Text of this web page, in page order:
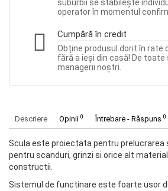
suburbii se stabilește
operator în momentul
Cumpără în credit
Obține produsul dorit în rate
fără a ieși din casă! De toate
managerii noștri.
Descriere Opinii 0 Întrebare - Răspuns 0
Scula este proiectata pentru prelucrarea
pentru scanduri, grinzi si orice alt
constructii.
Sistemul de functinare este foarte usor